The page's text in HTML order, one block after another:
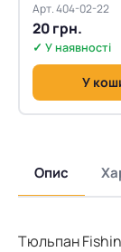
Арт. 404-02-22
20 грн.
✓ У наявності
У
Опис
Тюльпан